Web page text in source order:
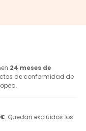
24 meses de
de conformidad de
. Quedan excluidos los